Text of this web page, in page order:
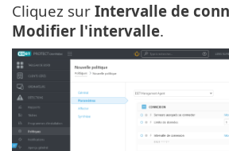
Cliquez sur Intervalle de
Modifier l'intervalle.